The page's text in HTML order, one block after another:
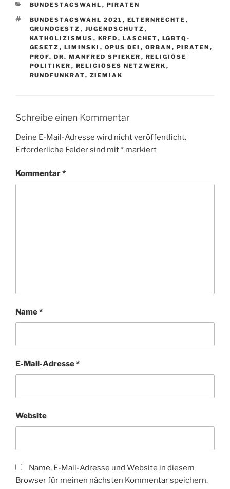
KATEGORIEN
BUNDESTAGSWAHL , PIRATEN
SCHLAGWÖRTER
BUNDESTAGSWAHL 2021 , ELTERNRECHTE ,
GRUNDGESTZ , JUGENDSCHUTZ ,
KATHOLIZISMUS , KRFD , LASCHET, LGBTQ-
GESETZ , LIMINSKI , OPUS DEI , ORBAN , PIRATEN ,
PROF. DR. MANFRED SPIEKER , RELIGIÖSE
POLITIKER , RELIGIÖSES NETZWERK ,
RUNDFUNKRAT, ZIEMIAK
Schreibe einen Kommentar
Deine E-Mail-Adresse wird nicht veröffentlicht.
Erforderliche Felder sind mit* markiert
Kommentar*
Name*
E-Mail-Adresse*
Website
Name, E-Mail-Adresse und Website in diesem
Browser für meinen nächsten Kommentar speichern.